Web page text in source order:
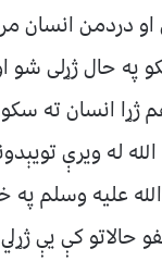
دردمن انسان
په حال ژړلی
انسان ته
له ویرې
علیه وسلم
کې یې